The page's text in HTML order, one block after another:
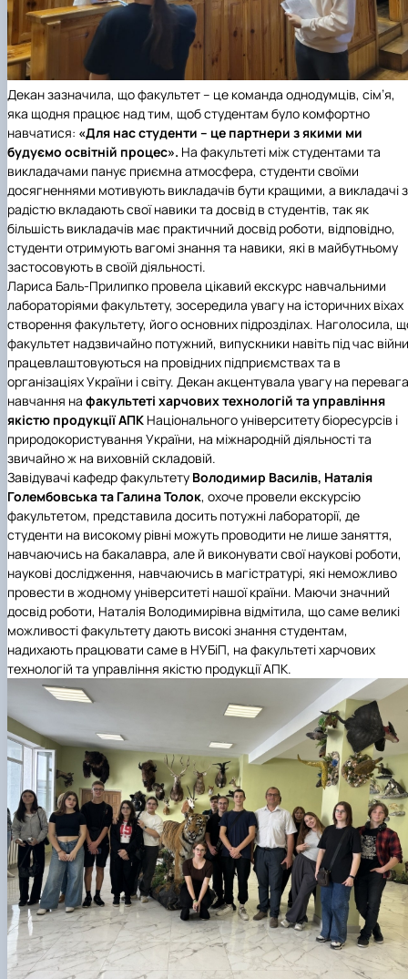
Декан зазначила, що факультет – це команда однодумців, сім’я,
яка щодня працює над тим, щоб студентам було комфортно
навчатися: «Для нас студенти – це партнери з якими ми
будуємо освітній процес». На факультеті між студентами та
викладачами панує приємна атмосфера, студенти своїми
досягненнями мотивують викладачів бути кращими, а викладачі з
радістю вкладають свої навики та досвід в студентів, так як
більшість викладачів має практичний досвід роботи, відповідно,
студенти отримують вагомі знання та навики, які в майбутньому
застосовують в своїй діяльності.
Лариса Баль-Прилипко провела цікавий екскурс навчальними
лабораторіями факультету, зосередила увагу на історичних віхах
створення факультету, його основних підрозділах. Наголосила,
факультет надзвичайно потужний, випускники навіть під час війни
працевлаштовуються на провідних підприємствах та в
організаціях України і світу. Декан акцентувала увагу на
навчання на факультеті харчових технологій та управління
якістю продукції АПК Національного університету біоресурсів і
природокористування України, на міжнародній діяльності та
звичайно ж на виховній складовій.
Завідувачі кафедр факультету Володимир Василів, Наталія
Голембовська та Галина Толок, охоче провели екскурсію
факультетом, представила досить потужні лабораторії, де
студенти на високому рівні можуть проводити не лише заняття,
навчаючись на бакалавра, але й виконувати свої наукові роботи,
наукові дослідження, навчаючись в магістратурі, які неможливо
провести в жодному університеті нашої країни. Маючи значний
досвід роботи, Наталія Володимирівна відмітила, що саме великі
можливості факультету дають високі знання студентам,
надихають працювати саме в НУБіП, на факультеті харчових
технологій та управління якістю продукції АПК.